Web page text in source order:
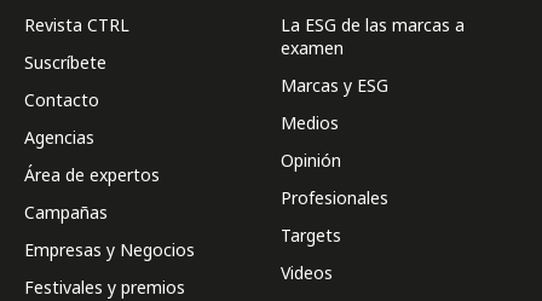
Revista CTRL
Suscríbete
Contacto
Agencias
Área de expertos
Campañas
Empresas y Negocios
Festivales y premios
La ESG de las marcas a
examen
Marcas y ESG
Medios
Opinión
Profesionales
Targets
Videos